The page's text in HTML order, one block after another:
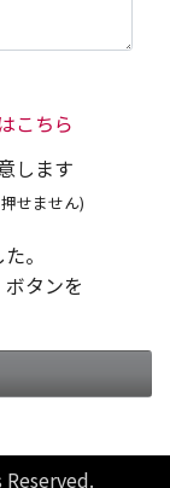
こちら
します
せません)
。
タンを